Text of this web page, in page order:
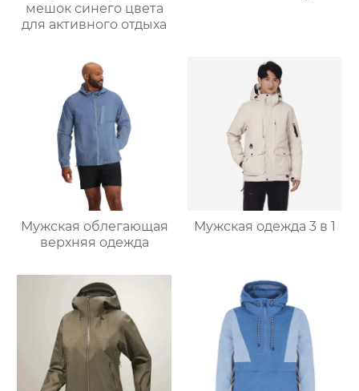
мешок синего цвета
для активного отдыха
Мужская облегающая
верхняя одежда
Мужская одежда 3 в 1